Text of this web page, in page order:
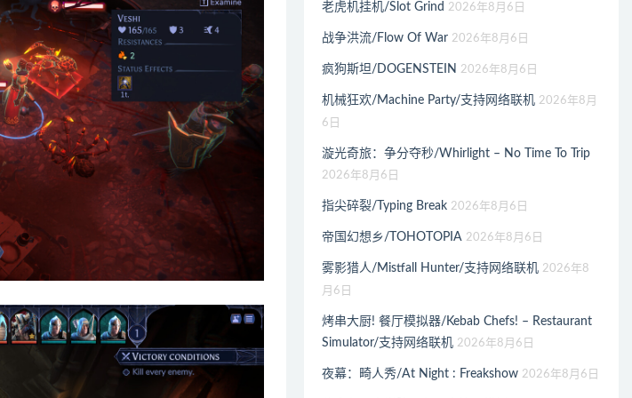
老虎机挂机/Slot Grind 2026年8月6日
战争洪流/Flow Of War 2026年8月6日
疯狗斯坦/DOGENSTEIN 2026年8月6日
机械狂欢/Machine Party/支持网络联机 2026年8月
6日
漩光奇旅：争分夺秒/Whirlight – No Time To Trip
2026年8月6日
指尖碎裂/Typing Break 2026年8月6日
帝国幻想乡/TOHOTOPIA 2026年8月6日
雾影猎人/Mistfall Hunter/支持网络联机 2026年8
月6日
烤串大厨! 餐厅模拟器/Kebab Chefs! – Restaurant
Simulator/支持网络联机 2026年8月6日
夜幕：畸人秀/At Night : Freakshow 2026年8月6日